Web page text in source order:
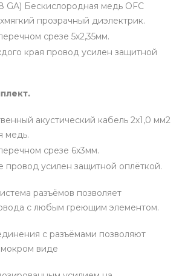
GA) Бескислородная медь OFC
прозрачный диэлектрик.
срезе 5х2,35мм.
края провод усилен защитной
акустический кабель 2х1,0 мм2
медь.
срезе 6х3мм.
провод усилен защитной оплёткой.
разъёмов позволяет
с любым греющим элементом.
с разъёмами позволяют
виде